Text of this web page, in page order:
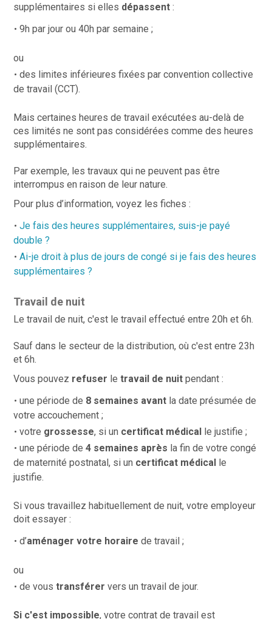
supplémentaires si elles dépassent:
9h par jour ou 40h par semaine ;
ou
des limites inférieures fixées par convention collective
de travail (CCT).
Mais certaines heures de travail exécutées au-delà de
ces limités ne sont pas considérées comme des heures
supplémentaires.
Par exemple, les travaux qui ne peuvent pas être
interrompus en raison de leur nature.
Pour plus d’information, voyez les fiches :
Je fais des heures supplémentaires, suis-je payé
double ?
Ai-je droit à plus de jours de congé si je fais des heures
supplémentaires ?
Travail de nuit
Le travail de nuit, c'est le travail effectué entre 20h et 6h.
Sauf dans le secteur de la distribution, où c'est entre 23h
et 6h.
Vous pouvez refuser letravail de nuit pendant :
une période de 8 semaines avant la date présumée de
votre accouchement ;
votre grossesse, si un certificat médical le justifie ;
une période de4 semaines après la fin de votre congé
de maternité postnatal, si un certificat médical le
justifie.
Si vous travaillez habituellement de nuit, votre employeur
doit essayer :
d’aménager votre horaire de travail ;
ou
de voustransférer vers un travail de jour.
Si c'est impossible, votre contrat de travail est